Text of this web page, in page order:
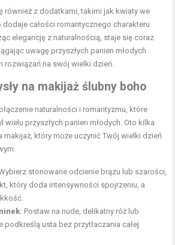
również z dodatkami, takimi jak kwiaty we
dodaje całości romantycznego charakteru.
elegancję z naturalnością, staje się coraz
uwagę przyszłych panien młodych
rozwiązań na swój wielki dzień.
na makijaż ślubny boho
naturalności i romantyzmu, które
przyszłych panien młodych. Oto kilka
makijaż, który może uczynić Twój wielki dzień
stonowane odcienie brązu lub szarości,
który doda intensywności spojrzeniu, a
Postaw na nude, delikatny róż lub
podkreślą usta bez przytłaczania całej